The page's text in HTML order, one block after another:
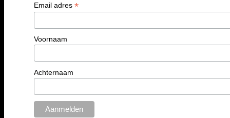
Email adres *
Voornaam
Achternaam